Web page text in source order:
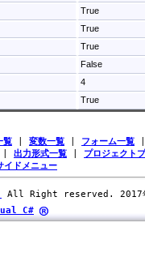
True
True
True
False
4
True
覧 変数一覧 フォーム一覧
出力形式一覧
プロジェクト
イドメニュー
All Right reserved. 2017
C#